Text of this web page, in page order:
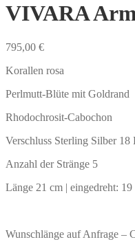
VIVARA
795,00 €
Korallen rosa
Perlmutt-Blüte mit Goldrand
Rhodochrosit-Cabochon
Verschluss Sterling Silber 18
Anzahl der Stränge 5
Länge 21 cm | eingedreht: 19
Wunschlänge auf Anfrage –